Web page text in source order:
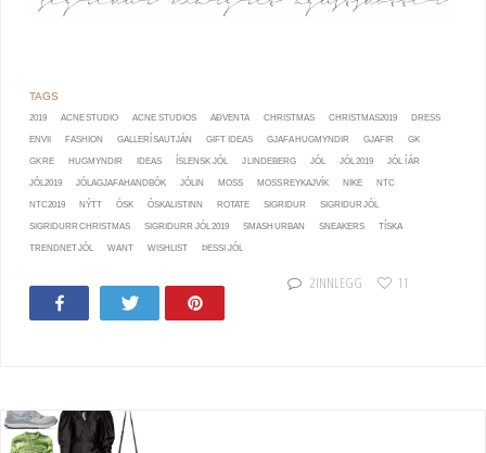
2019 ACNE STUDIO ACNE STUDIOS AÐVENTA CHRISTMAS CHRISTMAS2019 DRESS
ENVII FASHION GALLERÍ SAUTJÁN GIFT IDEAS GJAFA HUGMYNDIR GJAFIR GK
GK RE HUGMYNDIR IDEAS ÍSLENSK JÓL J LINDEBERG JÓL JÓL 2019 JÓL Í ÁR
JÓL2019 JÓLAGJAFAHANDBÓK JÓLIN MOSS MOSS REYKAJVÍK NIKE NTC
NTC2019 NÝTT ÓSK ÓSKALISTINN ROTATE SIGRIDUR SIGRIDUR JÓL
SIGRIDURR CHRISTMAS SIGRIDURR JÓL 2019 SMASH URBAN SNEAKERS TÍSKA
TRENDNET JÓL WANT WISHLIST ÞESSI JÓL
Tweet
2 INNLEGG 11